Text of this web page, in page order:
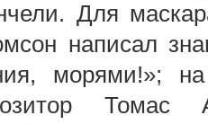
Для
написал
морями!»;
Томас